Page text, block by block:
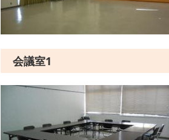
会議室1